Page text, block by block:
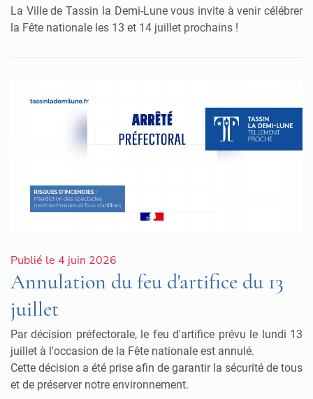
La Ville de Tassin la Demi-Lune vous invite à venir célébrer
la Fête nationale les 13 et 14 juillet prochains !
Publié le 4 juin 2026
Annulation du feu d'artifice du 13
juillet
Par décision préfectorale, le feu d'artifice prévu le lundi 13
juillet à l'occasion de la Fête nationale est annulé.
Cette décision a été prise afin de garantir la sécurité de tous
et de préserver notre environnement.